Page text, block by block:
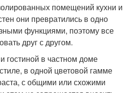
помещений кухни и
они превратились в одно
функциями, поэтому все
друг с другом.
гостиной в частном доме
в одной цветовой гамме
с общими или схожими